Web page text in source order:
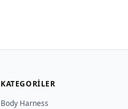
KATEGORILER
Body Harness